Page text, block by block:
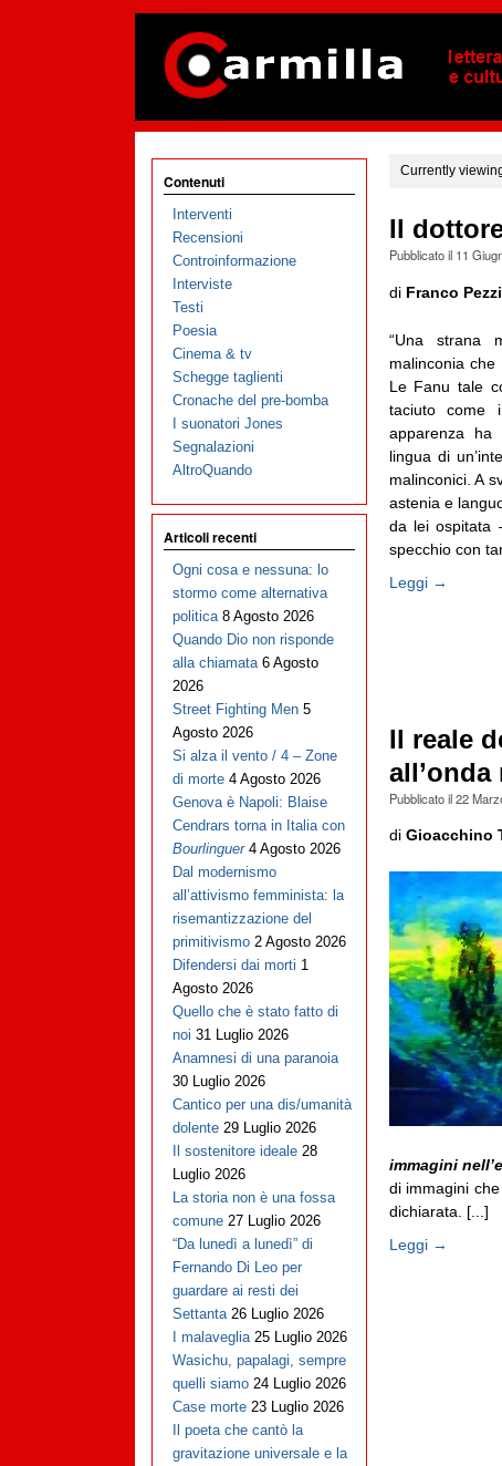
Currently
Il
Pubblicato il 11
di Franco
“Una strana
malinconia
Le Fanu tale
taciuto come
apparenza ha
lingua di
malinconici. A
astenia e
da lei ospitata
specchio con
Leggi →
Il reale
all’onda
Pubblicato il22
di Gioacchino
immagini
di immagini
dichiarata. [...]
Leggi →
Contenuti
Interventi
Recensioni
Controinformazione
Interviste
Testi
Poesia
Cinema & tv
Schegge taglienti
Cronache del pre-bomba
I suonatori Jones
Segnalazioni
AltroQuando
Articoli recenti
Ogni cosa e nessuna: lo
stormo come alternativa
politica 8 Agosto 2026
Quando Dio non risponde
alla chiamata 6 Agosto
2026
Street Fighting Men 5
Agosto 2026
Si alza il vento / 4 – Zone
di morte 4 Agosto 2026
Genova è Napoli: Blaise
Cendrars torna in Italia con
Bourlinguer 4 Agosto 2026
Dal modernismo
all’attivismo femminista: la
risemantizzazione del
primitivismo 2 Agosto 2026
Difendersi dai morti 1
Agosto 2026
Quello che è stato fatto di
noi 31 Luglio 2026
Anamnesi di una paranoia
30 Luglio 2026
Cantico per una dis/umanità
dolente 29 Luglio 2026
Il sostenitore ideale 28
Luglio 2026
La storia non è una fossa
comune 27 Luglio 2026
“Da lunedì a lunedì” di
Fernando Di Leo per
guardare ai resti dei
Settanta 26 Luglio 2026
I malaveglia 25 Luglio 2026
Wasichu, papalagi, sempre
quelli siamo 24 Luglio 2026
Case morte 23 Luglio 2026
Il poeta che cantò la
gravitazione universale e la